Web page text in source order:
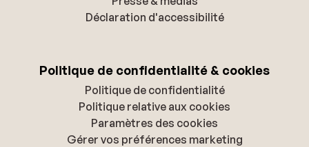
Déclaration d'accessibilité
Politique de confidentialité & cookies
Politique de confidentialité
Politique relative aux cookies
Paramètres des cookies
Gérer vos préférences marketing